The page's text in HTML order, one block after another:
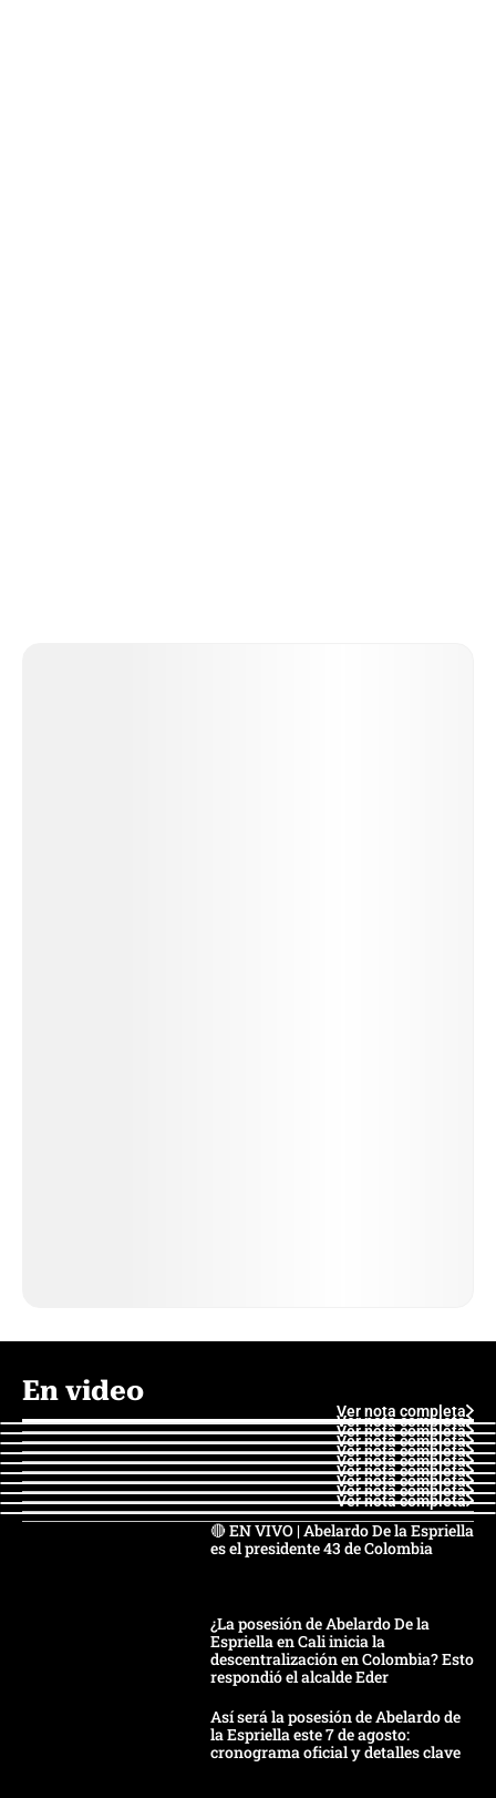
En video
Ver nota completa
Ver nota completa
Ver nota completa
Ver nota completa
Ver nota completa
Ver nota completa
Ver nota completa
Ver nota completa
Ver nota completa
Ver nota completa
🔴 EN VIVO | Abelardo De la Espriella
es el presidente 43 de Colombia
¿La posesión de Abelardo De la
Espriella en Cali inicia la
descentralización en Colombia? Esto
respondió el alcalde Eder
Así será la posesión de Abelardo de
la Espriella este 7 de agosto:
cronograma oficial y detalles clave